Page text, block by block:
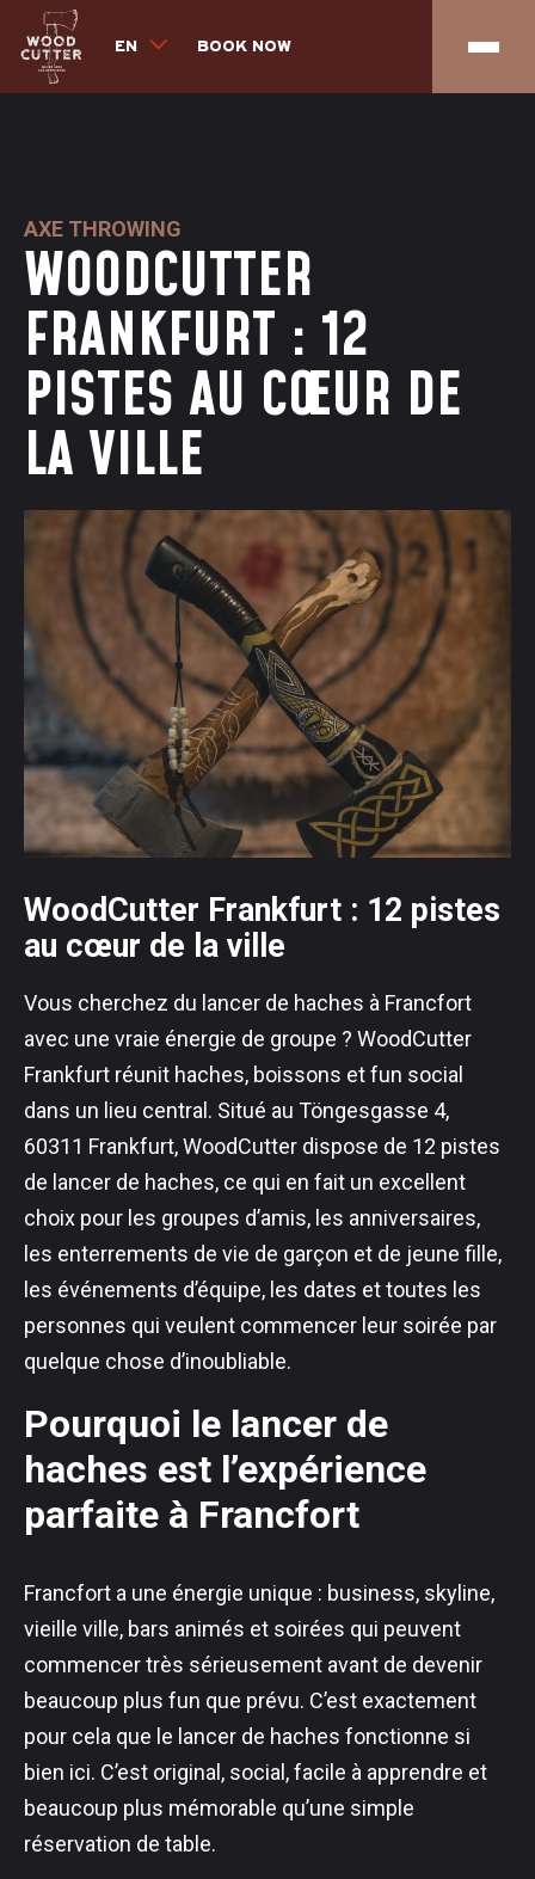
BOOK NOW
EN
AXE THROWING
WOODCUTTER
FRANKFURT : 12
PISTES AU CŒUR DE
LA VILLE
WoodCutter Frankfurt : 12 pistes
au cœur de la ville
Vous cherchez du lancer de haches à Francfort
avec une vraie énergie de groupe ? WoodCutter
Frankfurt réunit haches, boissons et fun social
dans un lieu central. Situé au Töngesgasse 4,
60311 Frankfurt, WoodCutter dispose de 12 pistes
de lancer de haches, ce qui en fait un excellent
choix pour les groupes d’amis, les anniversaires,
les enterrements de vie de garçon et de jeune fille,
les événements d’équipe, les dates et toutes les
personnes qui veulent commencer leur soirée par
quelque chose d’inoubliable.
Pourquoi le lancer de
haches est l’expérience
parfaite à Francfort
Francfort a une énergie unique : business, skyline,
vieille ville, bars animés et soirées qui peuvent
commencer très sérieusement avant de devenir
beaucoup plus fun que prévu. C’est exactement
pour cela que le lancer de haches fonctionne si
bien ici. C’est original, social, facile à apprendre et
beaucoup plus mémorable qu’une simple
réservation de table.